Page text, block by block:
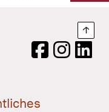
FacebookInstagram